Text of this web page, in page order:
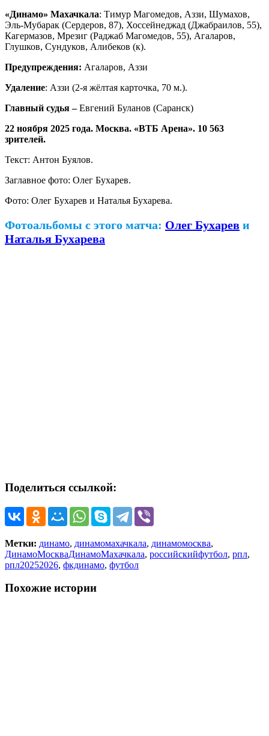
«Динамо» Махачкала: Тимур Магомедов, Аззи, Шумахов,
Эль-Мубарак (Сердеров, 87), Хоссейнеджад (Джабраилов, 55),
Кагермазов, Мрезиг (Раджаб Магомедов, 55), Агаларов,
Глушков, Сундуков, Алибеков (к).
Предупреждения: Агаларов, Аззи
Удаление: Аззи (2-я жёлтая карточка, 70 м.).
Главный судья –Евгений Буланов (Саранск)
22 ноября 2025 года. Москва. «ВТБ Арена». 10 563
зрителей.
Текст: Антон Буялов.
Заглавное фото: Олег Бухарев.
Фото: Олег Бухарев и Наталья Бухарева.
Фотоальбомы с этого матча: Олег Бухарев и
Наталья Бухарева
Поделиться ссылкой:
Метки: динамо, динамомахачкала, динамомосква,
ДинамоМоскваДинамоМахачкала, российскийфутбол, рпл,
рпл20252026, фкдинамо, футбол
Похожие истории